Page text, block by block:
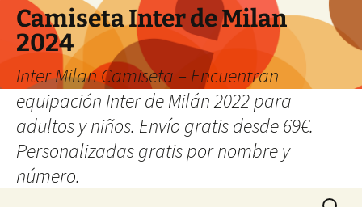
Camiseta Inter de Milan
2024
Inter Milan Camiseta – Encuentran
equipación Inter de Milán 2022 para
adultos y niños. Envío gratis desde 69€.
Personalizadas gratis por nombre y
número.
Buscar: